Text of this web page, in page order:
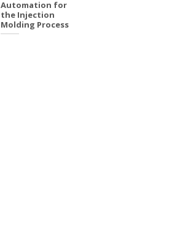
Automation for
the Injection
Molding Process